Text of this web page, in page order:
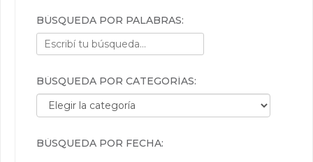
BÚSQUEDA POR PALABRAS:
BÚSQUEDA POR CATEGORÍAS:
Búsqueda por categorías:
BÚSQUEDA POR FECHA: